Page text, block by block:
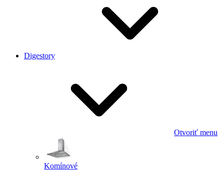
Digestory
Otvoriť menu
Komínové